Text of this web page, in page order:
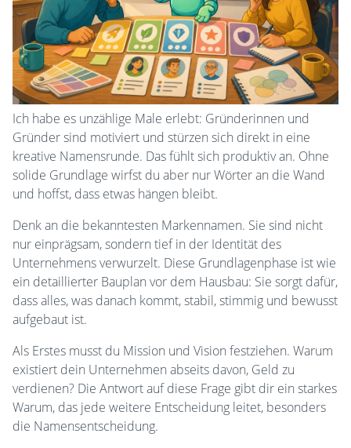
Ich habe es unzählige Male erlebt: Gründerinnen und
Gründer sind motiviert und stürzen sich direkt in eine
kreative Namensrunde. Das fühlt sich produktiv an. Ohne
solide Grundlage wirfst du aber nur Wörter an die Wand
und hoffst, dass etwas hängen bleibt.
Denk an die bekanntesten Markennamen. Sie sind nicht
nur einprägsam, sondern tief in der Identität des
Unternehmens verwurzelt. Diese Grundlagenphase ist wie
ein detaillierter Bauplan vor dem Hausbau: Sie sorgt dafür,
dass alles, was danach kommt, stabil, stimmig und bewusst
aufgebaut ist.
Als Erstes musst du Mission und Vision festziehen. Warum
existiert dein Unternehmen abseits davon, Geld zu
verdienen? Die Antwort auf diese Frage gibt dir ein starkes
Warum, das jede weitere Entscheidung leitet, besonders
die Namensentscheidung.